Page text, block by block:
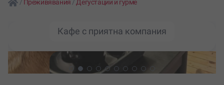
/ Преживявания / Дегустации и гурме
Кафе с приятна компания